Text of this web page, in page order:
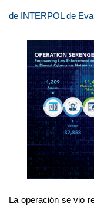
de INTERPOL de
La operación se vio